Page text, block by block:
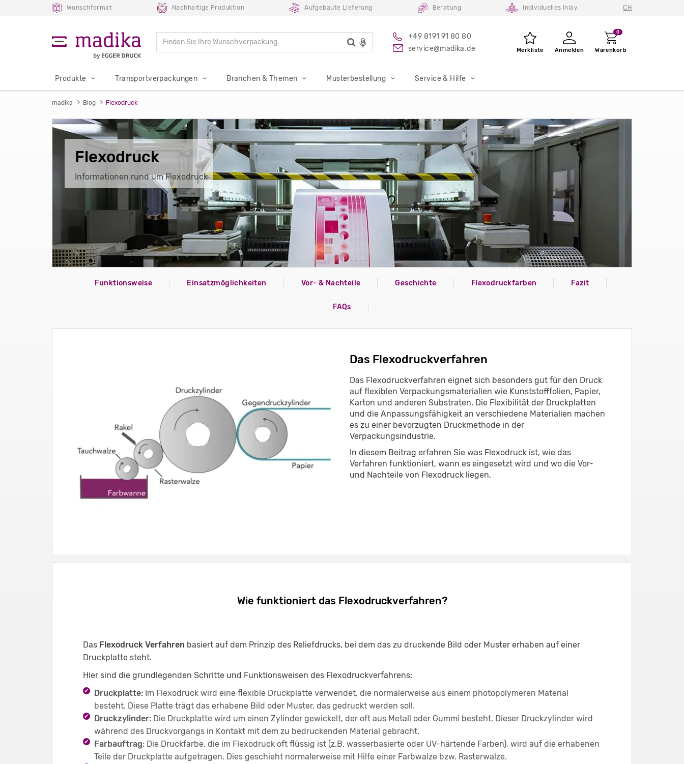
Wunschformat Nachhaltige Produktion Aufgebaute Lieferung Beratung Individuelles Inlay CH
+49 8191 91 80 80
service@madika.de
Merkliste Anmelden
0
Warenkorb
Produkte Transportverpackungen Branchen & Themen Musterbestellung Service & Hilfe
madika Blog Flexodruck
Flexodruck
Informationen rund um Flexodruck
Funktionsweise Einsatzmöglichkeiten Vor- & Nachteile Geschichte Flexodruckfarben Fazit
FAQs
Das Flexodruckverfahren
Das Flexodruckverfahren eignet sich besonders gut für den Druck
auf flexiblen Verpackungsmaterialien wie Kunststofffolien, Papier,
Karton und anderen Substraten. Die Flexibilität der Druckplatten
und die Anpassungsfähigkeit an verschiedene Materialien machen
es zu einer bevorzugten Druckmethode in der
Verpackungsindustrie.
In diesem Beitrag erfahren Sie was Flexodruck ist, wie das
Verfahren funktioniert, wann es eingesetzt wird und wo die Vor-
und Nachteile von Flexodruck liegen.
Wie funktioniert das Flexodruckverfahren?
Das Flexodruck Verfahren basiert auf dem Prinzip des Reliefdrucks, bei dem das zu druckende Bild oder Muster erhaben auf einer
Druckplatte steht.
Hier sind die grundlegenden Schritte und Funktionsweisen des Flexodruckverfahrens:
Druckplatte: Im Flexodruck wird eine flexible Druckplatte verwendet, die normalerweise aus einem photopolymeren Material
besteht. Diese Platte trägt das erhabene Bild oder Muster, das gedruckt werden soll.
Druckzylinder: Die Druckplatte wird um einen Zylinder gewickelt, der oft aus Metall oder Gummi besteht. Dieser Druckzylinder wird
während des Druckvorgangs in Kontakt mit dem zu bedruckenden Material gebracht.
Farbauftrag: Die Druckfarbe, die im Flexodruck oft flüssig ist (z.B. wasserbasierte oder UV-härtende Farben), wird auf die erhabenen
Teile der Druckplatte aufgetragen. Dies geschieht normalerweise mit Hilfe einer Farbwalze bzw. Rasterwalze.